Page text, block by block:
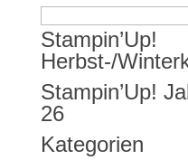
Suchen
nach:
Stampin’Up!
Herbst-/
Stampin’Up!
26
Kategorien